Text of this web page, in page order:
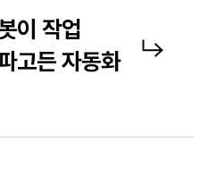
이 작업
고든 자동화